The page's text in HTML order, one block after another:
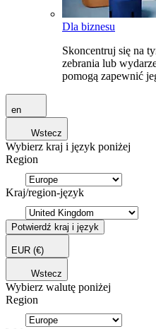
Dla biznesu
Skoncentruj się na
zebrania lub
pomogą zapewnić
en
Wstecz
Wybierz kraj i język poniżej
Region
Kraj/region-język
Potwierdź kraj i język
EUR (€)
Wstecz
Wybierz walutę poniżej
Region